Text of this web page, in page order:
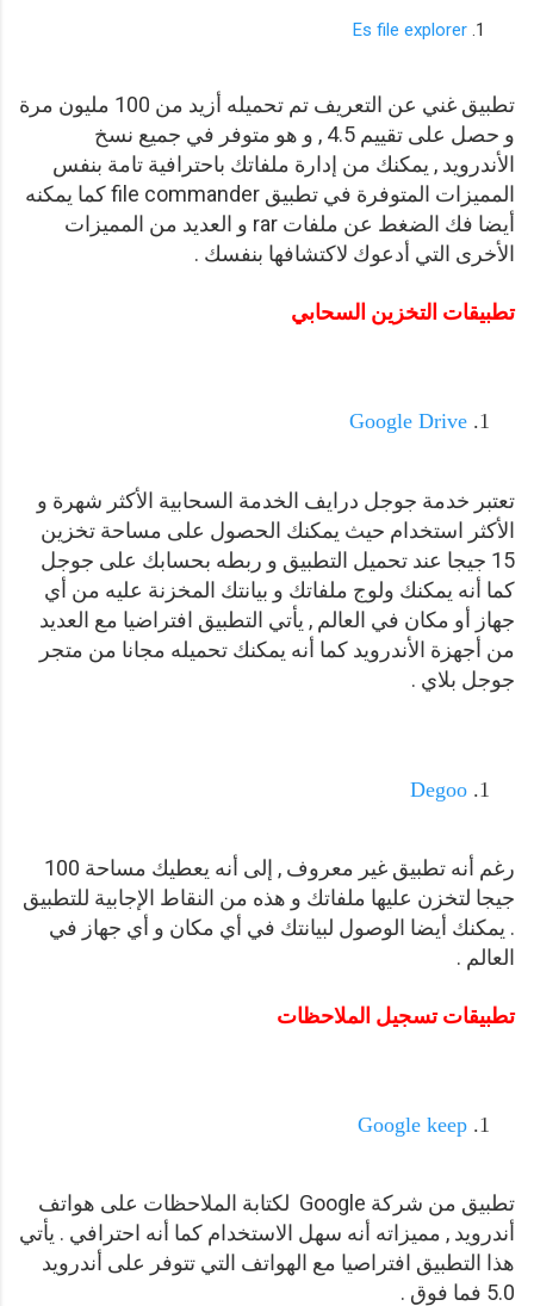
Es file explorer
تطبيق غني عن التعريف تم تحميله أزيد من 100 مليون مرة
و حصل على تقييم 4.5 , و هو متوفر في جميع نسخ
الأندرويد , يمكنك من إدارة ملفاتك باحترافية تامة بنفس
المميزات المتوفرة في تطبيق file commander كما يمكنه
أيضا فك الضغط عن ملفات rar و العديد من المميزات
الأخرى التي أدعوك لاكتشافها بنفسك .
تطبيقات التخزين السحابي
Google Drive
تعتبر خدمة جوجل درايف الخدمة السحابية الأكثر شهرة و
الأكثر استخدام حيث يمكنك الحصول على مساحة تخزين
15 جيجا عند تحميل التطبيق و ربطه بحسابك على جوجل
كما أنه يمكنك ولوج ملفاتك و بيانتك المخزنة عليه من أي
جهاز أو مكان في العالم , يأتي التطبيق افتراضيا مع العديد
من أجهزة الأندرويد كما أنه يمكنك تحميله مجانا من متجر
جوجل بلاي .
Degoo
رغم أنه تطبيق غير معروف , إلى أنه يعطيك مساحة 100
جيجا لتخزن عليها ملفاتك و هذه من النقاط الإجابية للتطبيق
. يمكنك أيضا الوصول لبيانتك في أي مكان و أي جهاز في
العالم .
تطبيقات تسجيل الملاحظات
Google keep
تطبيق من شركة Google لكتابة الملاحظات على هواتف
أندرويد , مميزاته أنه سهل الاستخدام كما أنه احترافي . يأتي
هذا التطبيق افتراصيا مع الهواتف التي تتوفر على أندرويد
5.0 فما فوق .